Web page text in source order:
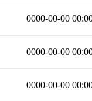
0000-00-00
0000-00-00
0000-00-00